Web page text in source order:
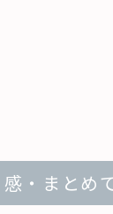
・まとめ